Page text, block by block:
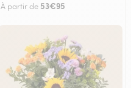
À partir de 53€95